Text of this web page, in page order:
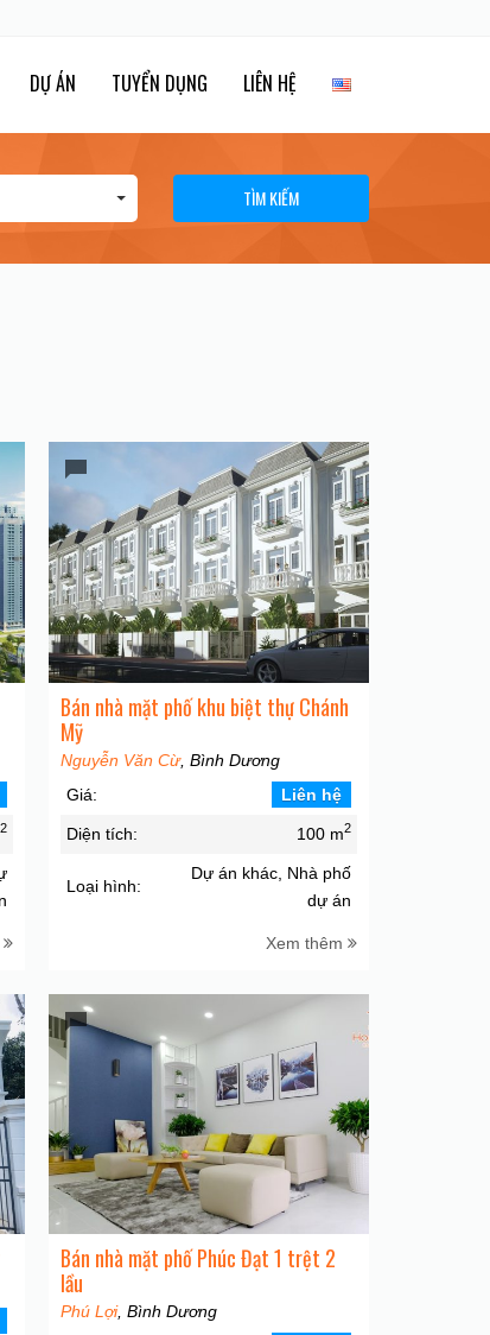
DỰ ÁN TUYỂN DỤNG LIÊN HỆ
TÌM KIẾM
2
Bán nhà mặt phố khu biệt thự Chánh
Mỹ
Nguyễn Văn Cừ, Bình Dương
Giá:
Liên hệ
Diện tích: 100 m2
Loại hình:
Dự án khác, Nhà phố
dự án
Xem thêm
Bán nhà mặt phố Phúc Đạt 1 trệt 2
lầu
Phú Lợi, Bình Dương